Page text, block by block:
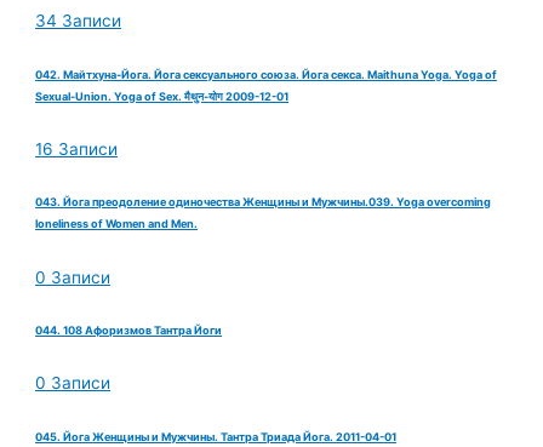
34 Записи
042. Майтхуна-Йога. Йога сексуального союза. Йога секса. Maithuna Yoga. Yoga of
Sexual-Union. Yoga of Sex. मैथुन-योग 2009-12-01
16 Записи
043. Йога преодоление одиночества Женщины и Мужчины.039. Yoga overcoming
loneliness of Women and Men.
0 Записи
044. 108 Афоризмов Тантра Йоги
0 Записи
045. Йога Женщины и Мужчины. Тантра Триада Йога. 2011-04-01